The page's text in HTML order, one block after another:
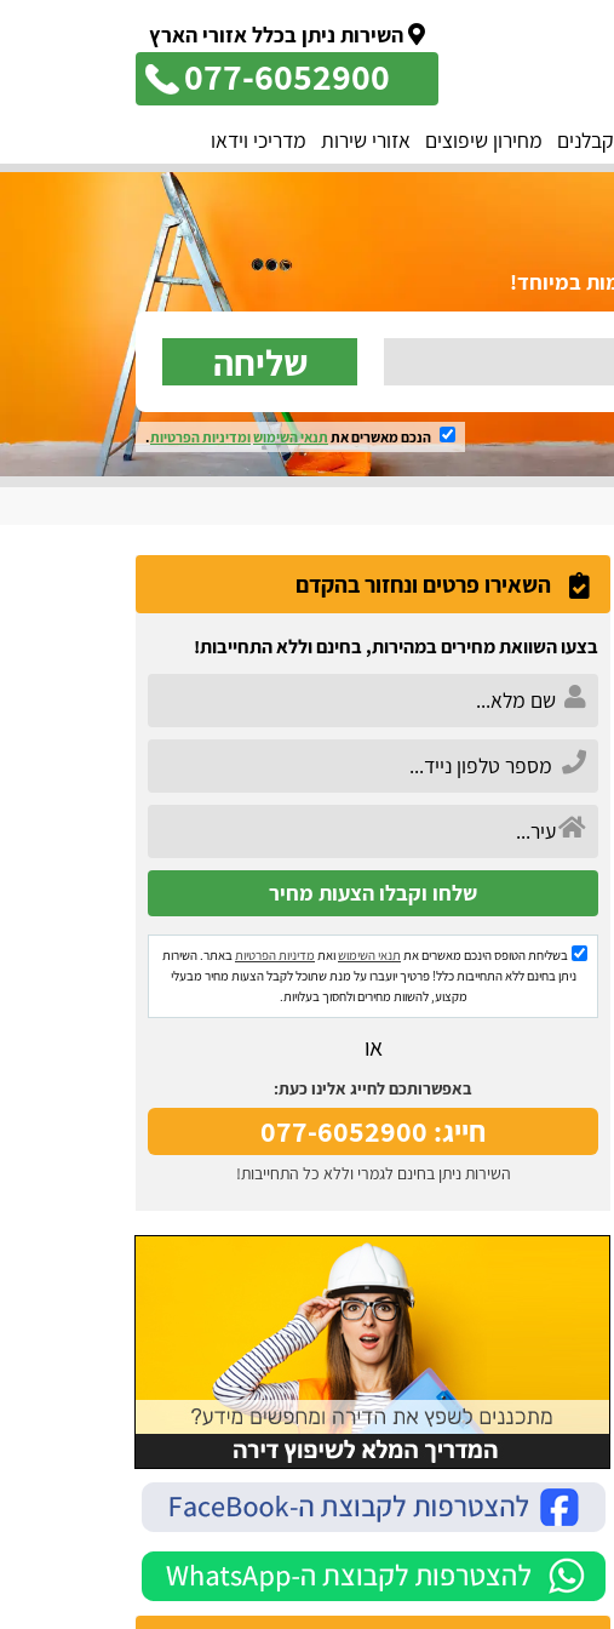
השירות ניתן בכלל אזורי הארץ
077-6052900
קבלנים מחירון שיפוצים אזורי שירות מדריכי וידאו
שליחה
הנכם מאשרים את תנאי השימושומדיניות הפרטיות.
השאירו פרטים ונחזור בהקדם
בצעו השוואת מחירים במהירות, בחינם וללא התחייבות!
בשליחת הטופס הינכם מאשרים את תנאי השימושואת מדיניות הפרטיותבאתר. השירות
ניתן בחינם ללא התחייבות כלל! פרטיך יועברו על מנת שתוכל לקבל הצעות מחיר מבעלי
מקצוע, להשוות מחירים ולחסוך בעלויות.
או
באפשרותכם לחייג אלינו כעת:
חייג: 077-6052900
השירות ניתן בחינם לגמרי וללא כל התחייבות!